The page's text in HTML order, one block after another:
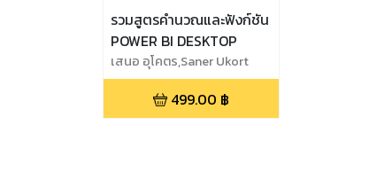
รวมสูตรคำนวณและฟังก์ชัน
POWER BI DESKTOP
เสนอ อุโคตร,Saner Ukort
499.00 ฿